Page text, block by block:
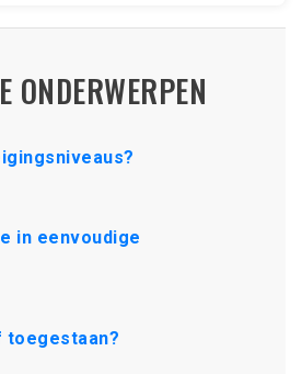
ONDERWERPEN
in eenvoudige
toegestaan?